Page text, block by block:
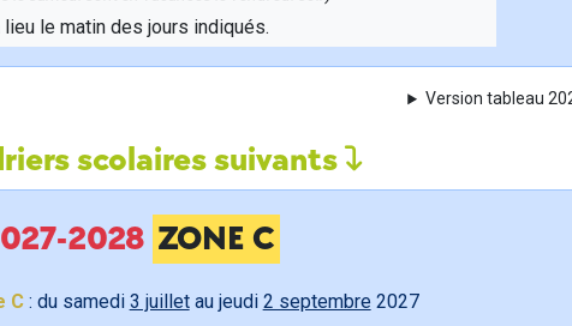
lieu le matin des jours indiqués.
Version tableau
scolaires suivants
2028 ZONE C
C: du samedi 3 juilletau jeudi 2 septembre 2027